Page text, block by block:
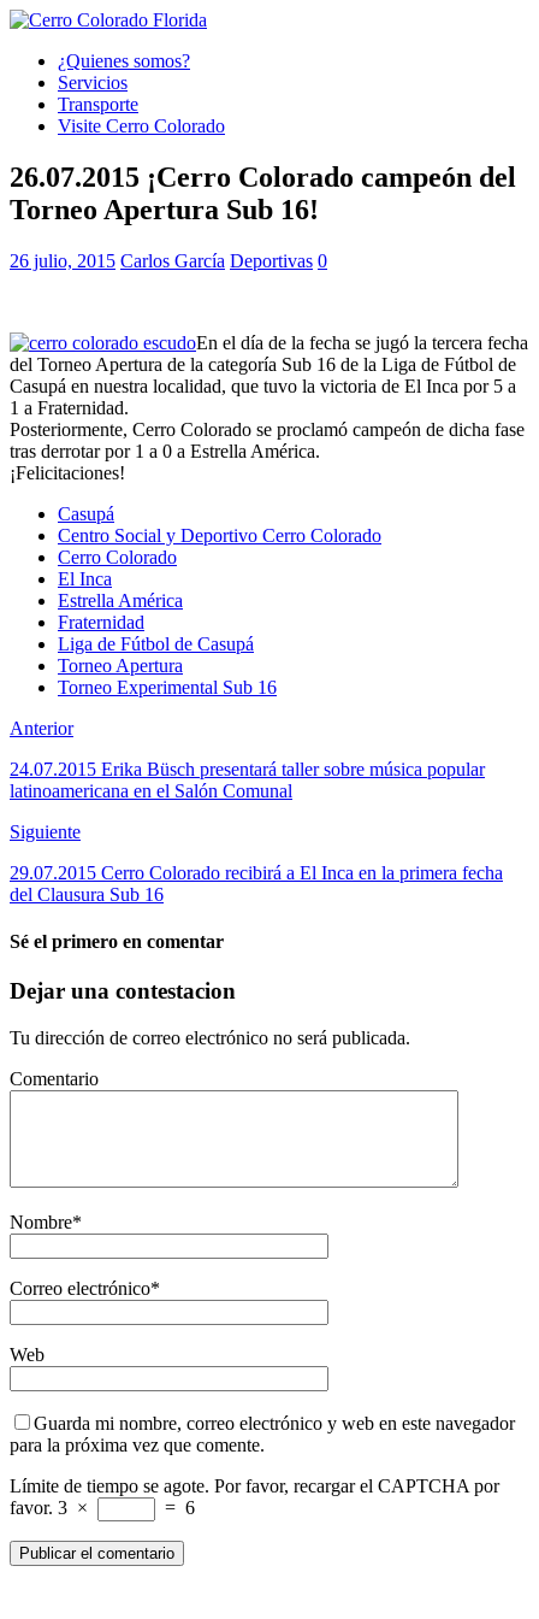
¿Quienes somos?
Servicios
Transporte
Visite Cerro Colorado
26.07.2015 ¡Cerro Colorado campeón del
Torneo Apertura Sub 16!
26 julio, 2015 Carlos García Deportivas 0
En el día de la fecha se jugó la tercera fecha
del Torneo Apertura de la categoría Sub 16 de la Liga de Fútbol de
Casupá en nuestra localidad, que tuvo la victoria de El Inca por 5 a
1 a Fraternidad.
Posteriormente, Cerro Colorado se proclamó campeón de dicha fase
tras derrotar por 1 a 0 a Estrella América.
¡Felicitaciones!
Casupá
Centro Social y Deportivo Cerro Colorado
Cerro Colorado
El Inca
Estrella América
Fraternidad
Liga de Fútbol de Casupá
Torneo Apertura
Torneo Experimental Sub 16
Anterior
24.07.2015 Erika Büsch presentará taller sobre música popular
latinoamericana en el Salón Comunal
Siguiente
29.07.2015 Cerro Colorado recibirá a El Inca en la primera fecha
del Clausura Sub 16
Sé el primero en comentar
Dejar una contestacion
Tu dirección de correo electrónico no será publicada.
Comentario
Nombre*
Correo electrónico*
Web
Guarda mi nombre, correo electrónico y web en este navegador
para la próxima vez que comente.
Límite de tiempo se agote. Por favor, recargar el CAPTCHA por
favor. 3 × = 6